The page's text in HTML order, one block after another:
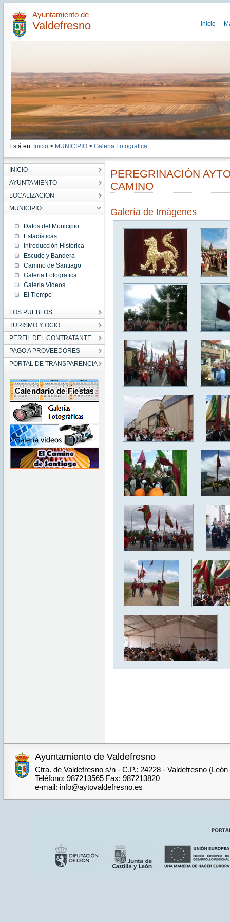
Ayuntamiento de
Valdefresno Inicio
Está en: Inicio > MUNICIPIO> Galeria Fotografica
INICIO
AYUNTAMIENTO
LOCALIZACION
MUNICIPIO
Datos del Municipio
Estadísticas
Introducción Histórica
Escudo y Bandera
Camino de Santiago
Galeria Fotografica
Galeria Videos
El Tiempo
LOS PUEBLOS
TURISMO Y OCIO
PERFIL DEL CONTRATANTE
PAGO A PROVEEDORES
PORTAL DE TRANSPARENCIA
PEREGRINACIÓN
CAMINO
Galería de Imágenes
Ayuntamiento de Valdefresno
Ctra. de Valdefresno s/n - C.P.: 24228 - Valdefresno
Teléfono: 987213565 Fax: 987213820
e-mail: info@aytovaldefresno.es